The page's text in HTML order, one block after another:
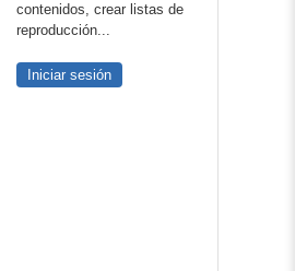
contenidos, crear listas de
reproducción...
Iniciar sesión